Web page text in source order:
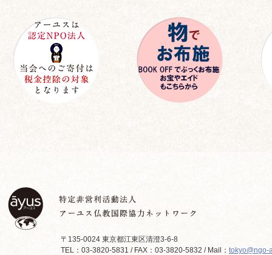
〒135-0024 東京都江東区清澄3-6-8
TEL：03-3820-5831 / FAX：03-3820-5832 / Mail： tokyo@ngo-